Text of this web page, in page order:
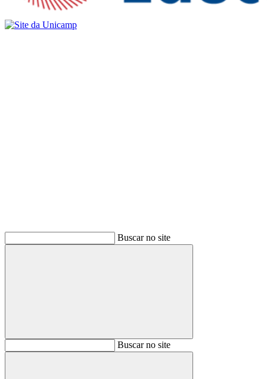
Buscar no site
BuscarBuscar no site